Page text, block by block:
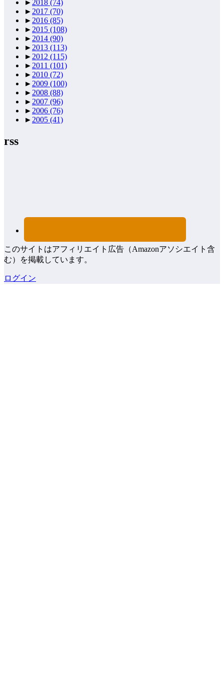
► 2018 (74)
► 2017 (70)
► 2016 (85)
► 2015 (108)
► 2014 (90)
► 2013 (113)
► 2012 (115)
► 2011 (101)
► 2010 (72)
► 2009 (100)
► 2008 (88)
► 2007 (96)
► 2006 (76)
► 2005 (41)
rss
このサイトはアフィリエイト広告（Amazonアソシエイト含
む）を掲載しています。
ログイン